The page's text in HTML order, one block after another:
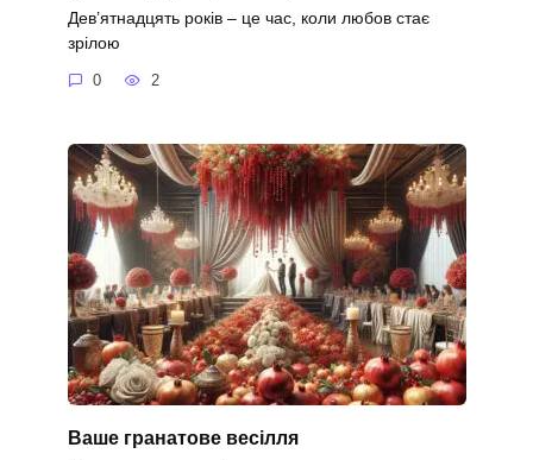
Дев’ятнадцять років – це час, коли любов стає
зрілою
0 2
Ваше гранатове весілля